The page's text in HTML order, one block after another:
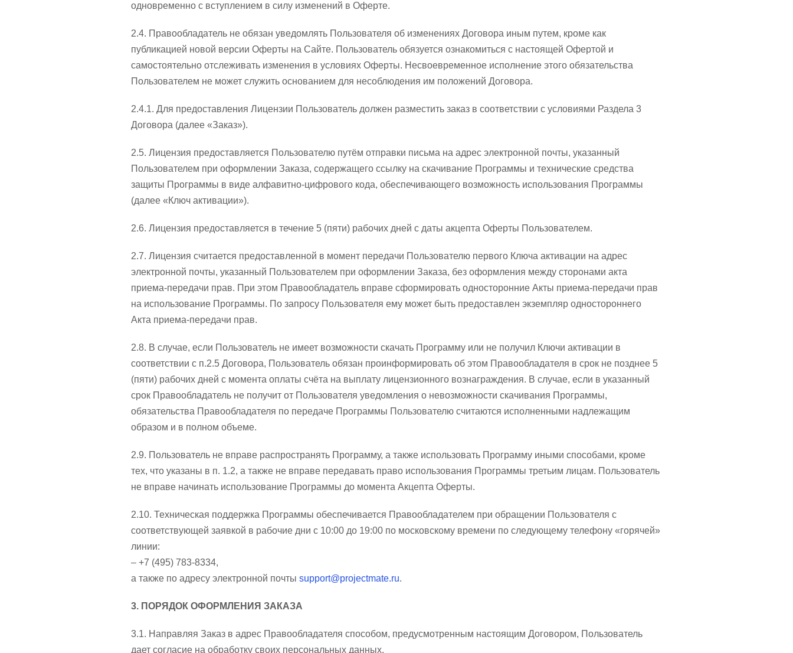
одновременно с вступлением в силу изменений в Оферте.
2.4. Правообладатель не обязан уведомлять Пользователя об изменениях Договора иным путем, кроме как
публикацией новой версии Оферты на Сайте. Пользователь обязуется ознакомиться с настоящей Офертой и
самостоятельно отслеживать изменения в условиях Оферты. Несвоевременное исполнение этого обязательства
Пользователем не может служить основанием для несоблюдения им положений Договора.
2.4.1. Для предоставления Лицензии Пользователь должен разместить заказ в соответствии с условиями Раздела 3
Договора (далее «Заказ»).
2.5. Лицензия предоставляется Пользователю путём отправки письма на адрес электронной почты, указанный
Пользователем при оформлении Заказа, содержащего ссылку на скачивание Программы и технические средства
защиты Программы в виде алфавитно-цифрового кода, обеспечивающего возможность использования Программы
(далее «Ключ активации»).
2.6. Лицензия предоставляется в течение 5 (пяти) рабочих дней с даты акцепта Оферты Пользователем.
2.7. Лицензия считается предоставленной в момент передачи Пользователю первого Ключа активации на адрес
электронной почты, указанный Пользователем при оформлении Заказа, без оформления между сторонами акта
приема-передачи прав. При этом Правообладатель вправе сформировать односторонние Акты приема-передачи прав
на использование Программы. По запросу Пользователя ему может быть предоставлен экземпляр одностороннего
Акта приема-передачи прав.
2.8. В случае, если Пользователь не имеет возможности скачать Программу или не получил Ключи активации в
соответствии с п.2.5 Договора, Пользователь обязан проинформировать об этом Правообладателя в срок не позднее 5
(пяти) рабочих дней с момента оплаты счёта на выплату лицензионного вознаграждения. В случае, если в указанный
срок Правообладатель не получит от Пользователя уведомления о невозможности скачивания Программы,
обязательства Правообладателя по передаче Программы Пользователю считаются исполненными надлежащим
образом и в полном объеме.
2.9. Пользователь не вправе распространять Программу, а также использовать Программу иными способами, кроме
тех, что указаны в п. 1.2, а также не вправе передавать право использования Программы третьим лицам. Пользователь
не вправе начинать использование Программы до момента Акцепта Оферты.
2.10. Техническая поддержка Программы обеспечивается Правообладателем при обращении Пользователя с
соответствующей заявкой в рабочие дни с 10:00 до 19:00 по московскому времени по следующему телефону «горячей»
линии:
– +7 (495) 783-8334,
а также по адресу электронной почты support@projectmate.ru.
3. ПОРЯДОК ОФОРМЛЕНИЯ ЗАКАЗА
3.1. Направляя Заказ в адрес Правообладателя способом, предусмотренным настоящим Договором, Пользователь
дает согласие на обработку своих персональных данных.